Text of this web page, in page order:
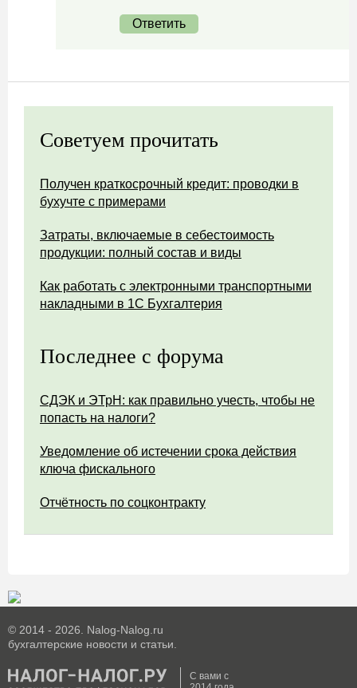
Ответить
Советуем прочитать
Получен краткосрочный кредит: проводки в
бухучте с примерами
Затраты, включаемые в себестоимость
продукции: полный состав и виды
Как работать с электронными транспортными
накладными в 1С Бухгалтерия
Последнее с форума
СДЭК и ЭТрН: как правильно учесть, чтобы не
попасть на налоги?
Уведомление об истечении срока действия
ключа фискального
Отчётность по соцконтракту
© 2014 - 2026. Nalog-Nalog.ru
бухгалтерские новости и статьи.
С вами с